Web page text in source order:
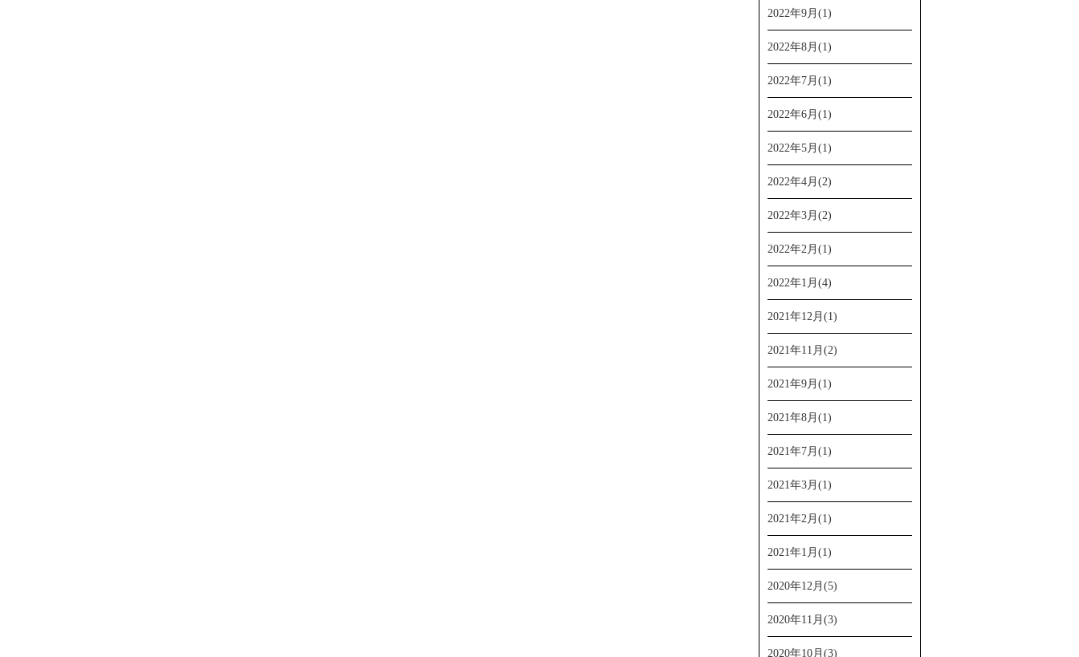
2022年9月(1)
2022年8月(1)
2022年7月(1)
2022年6月(1)
2022年5月(1)
2022年4月(2)
2022年3月(2)
2022年2月(1)
2022年1月(4)
2021年12月(1)
2021年11月(2)
2021年9月(1)
2021年8月(1)
2021年7月(1)
2021年3月(1)
2021年2月(1)
2021年1月(1)
2020年12月(5)
2020年11月(3)
2020年10月(3)